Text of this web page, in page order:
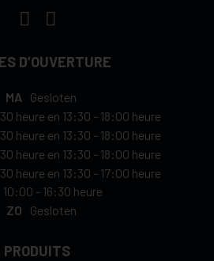
D’OUVERTURE
MA
Gesloten
heure en 13:30 - 18:00 heure
heure en 13:30 - 18:00 heure
heure en 13:30 - 18:00 heure
heure en 13:30 - 17:00 heure
10:00 - 16:30 heure
ZO
Gesloten
PRODUITS